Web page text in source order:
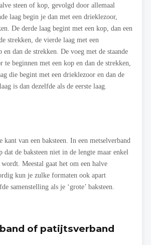
steen of kop, gevolgd door allemaal
laag begin je dan met een drieklezoor,
De derde laag begint met een kop, dan een
strekken, de vierde laag met een
en dan de strekken. De voeg met de staande
beginnen met een kop en dan de strekken,
die begint met een drieklezoor en dan de
is dan dezelfde als de eerste laag.
kant van een baksteen. In een metselverband
dat de baksteen niet in de lengte maar enkel
Meestal gaat het om een halve
kun je zulke formaten ook apart
samenstelling als je ‘grote’ baksteen.
of patijtsverband